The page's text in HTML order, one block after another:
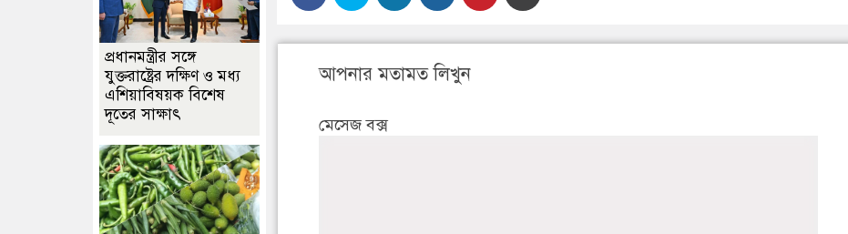
আপনার মতামত লিখুন
মেসেজ বক্স
প্রধানমন্ত্রীর সঙ্গে
যুক্তরাষ্ট্রের দক্ষিণ ও মধ্য
এশিয়াবিষয়ক বিশেষ
দূতের সাক্ষাৎ